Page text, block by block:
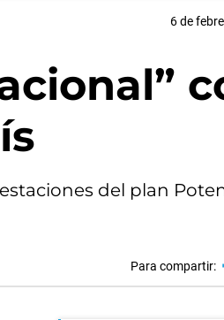
6 de
del plan
Para compartir: